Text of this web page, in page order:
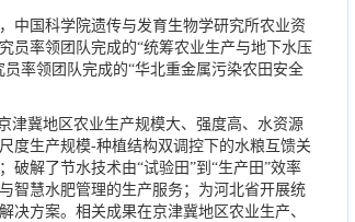
国科学院遗传与发育生物学研究所农业资
员率领团队完成的“统筹农业生产与地下水压
率领团队完成的“华北重金属污染农田安全
冀地区农业生产规模大、强度高、水资源
度生产规模-种植结构双调控下的水粮互馈关
破解了节水技术由“试验田”到“生产田”效率
智慧水肥管理的生产服务；为河北省开展统
方案。相关成果在京津冀地区农业生产、